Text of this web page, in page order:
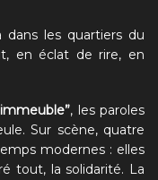
dans les quartiers du
en éclat de rire, en
, les paroles
Sur scène, quatre
modernes : elles
tout, la solidarité. La